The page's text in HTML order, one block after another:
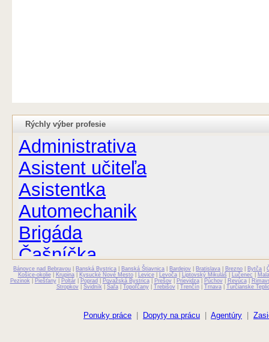
Rýchly výber profesie
Administrativa
Asistent učiteľa
Asistentka
Automechanik
Brigáda
Čašníčka
Čašník
Farmaceut
Bánovce nad Bebravou Banská Bystrica Banská Štiavnica Bardejov Bratislava Brezno Bytča |
Košice-okolie| Krupina| Kysucké Nové Mesto| Levice| Levoča| Liptovský Mikuláš Lučenec
Pezinok
Piešťany| Poltár| Poprad Považská Bystrica| Prešov| Prievidza| Púchov| Revúca|
Stropkov| Svidník Šaľa| Topoľčany| Trebišov| Trenčín| Trnava| Turčianske
Ponuky práce Dopyty na prácu Agentúry